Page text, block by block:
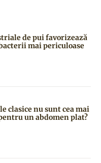
de pui favorizează
mai periculoase
clasice nu sunt cea mai
un abdomen plat?